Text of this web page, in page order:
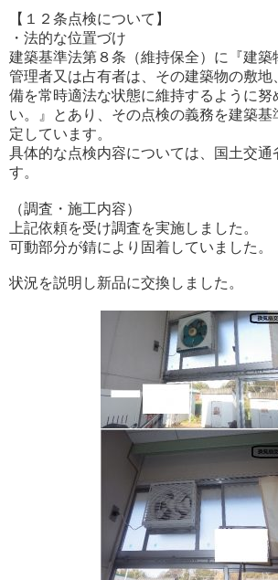
【１２条点検について】
・法的な位置づけ
建築基準法第８条（維持保全）に『建築
管理者又は占有者は、その建築物の敷地
備を常時適法な状態に維持するように努
い。』とあり、その点検の義務を建築基
定しています。
具体的な点検内容については、国土交通
す。
（調査・施工内容）
上記依頼を受け調査を実施しました。
可動部分が錆により固着していました。
状況を説明し新品に交換しました。